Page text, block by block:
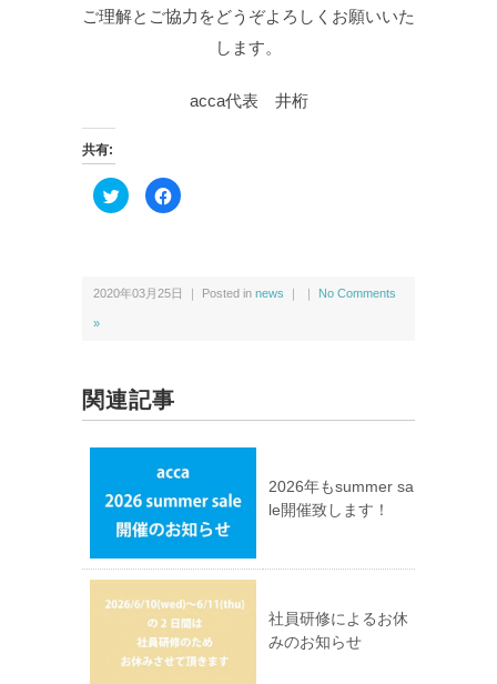
ご理解とご協力をどうぞよろしくお願いいた
します。
acca代表 井桁
共有:
ク
リ
w
i
有
(新
し
ウ
ウ
で
開
き
す)
F
a
k
で
ク
リ
ッ
し
く
だ
さ
い
(新
し
ウ
ィ
ド
ウ
で
開
き
ま
2020年03月25日 ｜ Posted in news ｜ ｜ No Comments
»
関連記事
2026年もsummer sa
le開催致します！
社員研修によるお休
みのお知らせ